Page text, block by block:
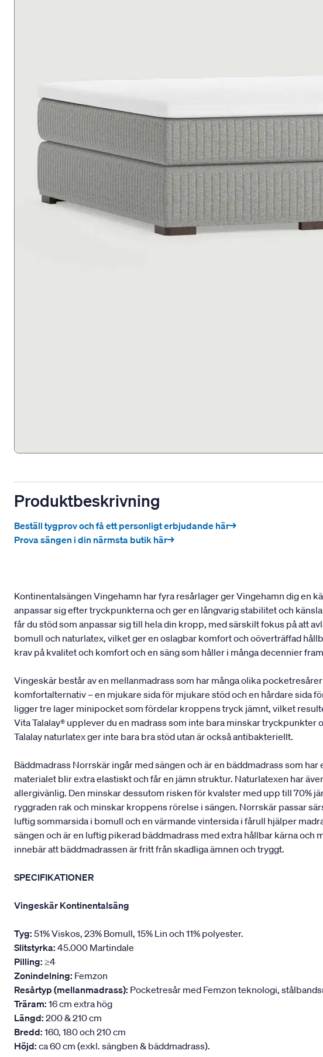
Produktbeskrivning
Beställ tygprov och få ett personligt erbjudande här→
Prova sängen i din närmsta butik här→
Kontinentalsängen Vingehamn har fyra resårlager ger Vingehamn dig en
anpassar sig efter tryckpunkterna och ger en långvarig stabilitet och
får du stöd som anpassar sig till hela din kropp, med särskilt fokus på att
bomull och naturlatex, vilket ger en oslagbar komfort och oöverträffad
krav på kvalitet och komfort och en säng som håller i många decennier
Vingeskär består av en mellanmadrass som har många olika
komfortalternativ – en mjukare sida för mjukare stöd och en hårdare sida
ligger tre lager minipocket som fördelar kroppens tryck jämnt, vilket
Vita Talalay® upplever du en madrass som inte bara minskar
Talalay naturlatex ger inte bara bra stöd utan är också antibakteriellt.
Bäddmadrass Norrskär ingår med sängen och är en bäddmadrass som
materialet blir extra elastiskt och får en jämn struktur. Naturlatexen har
allergivänlig. Den minskar dessutom risken för kvalster med upp till 70%
ryggraden rak och minskar kroppens rörelse i sängen. Norrskär passar
luftig sommarsida i bomull och en värmande vintersida i fårull hjälper
sängen och är en luftig pikerad bäddmadrass med extra hållbar kärna och
innebär att bäddmadrassen är fritt från skadliga ämnen och tryggt.
SPECIFIKATIONER
Vingeskär Kontinentalsäng
Tyg: 51% Viskos, 23% Bomull, 15% Lin och 11% polyester.
Slitstyrka: 45.000 Martindale
Pilling: ≥4
Zonindelning: Femzon
Resårtyp (mellanmadrass): Pocketresår med Femzon teknologi,
Träram: 16 cm extra hög
Längd: 200 & 210 cm
Bredd: 160, 180 och 210 cm
Höjd: ca 60 cm (exkl. sängben & bäddmadrass).